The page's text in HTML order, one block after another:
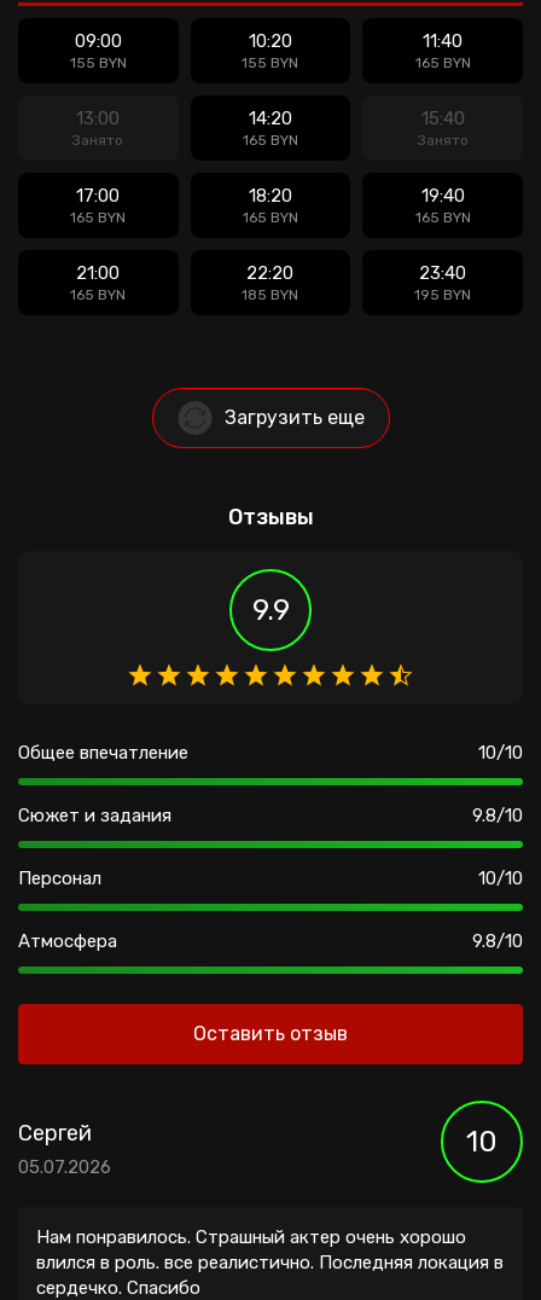
09:00
155 BYN
10:20
155 BYN
11:40
165 BYN
13:00
Занято
14:20
165 BYN
15:40
Занято
17:00
165 BYN
18:20
165 BYN
19:40
165 BYN
21:00
165 BYN
22:20
185 BYN
23:40
195 BYN
Загрузить еще
Отзывы
9.9
Общее впечатление 10/10
Сюжет и задания 9.8/10
Персонал 10/10
Атмосфера 9.8/10
Оставить отзыв
Сергей
05.07.2026
10
Нам понравилось. Страшный актер очень хорошо
влился в роль. все реалистично. Последняя локация в
сердечко. Спасибо